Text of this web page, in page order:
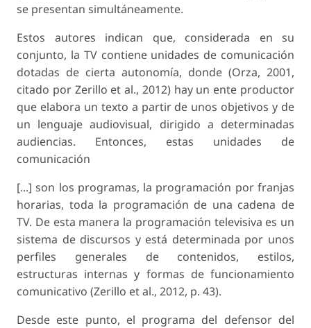
se presentan simultáneamente.
Estos autores indican que, considerada en su
conjunto, la TV contiene unidades de comunicación
dotadas de cierta autonomía, donde (Orza, 2001,
citado por Zerillo et al., 2012) hay un ente productor
que elabora un texto a partir de unos objetivos y de
un lenguaje audiovisual, dirigido a determinadas
audiencias. Entonces, estas unidades de
comunicación
[...] son los programas, la programación por franjas
horarias, toda la programación de una cadena de
TV. De esta manera la programación televisiva es un
sistema de discursos y está determinada por unos
perfiles generales de contenidos, estilos,
estructuras internas y formas de funcionamiento
comunicativo (Zerillo et al., 2012, p. 43).
Desde este punto, el programa del defensor del